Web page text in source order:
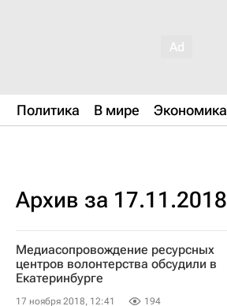
Политика В мире Экономика
Архив за 17.11.2018
Медиасопровождение ресурсных
центров волонтерства обсудили в
Екатеринбурге
17 ноября 2018, 12:41 194